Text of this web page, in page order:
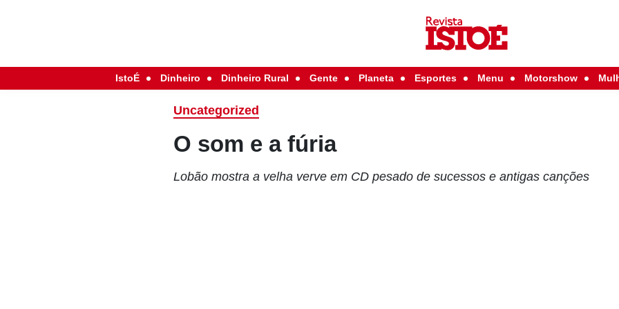
IstoÉ Dinheiro Dinheiro Rural Gente Planeta Esportes Menu Motorshow
Uncategorized
O som e a fúria
Lobão mostra a velha verve em CD pesado de sucessos e antigas canções